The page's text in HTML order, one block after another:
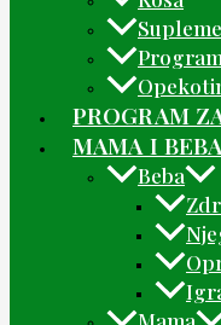
PROGRAM
MAMA I
Beba